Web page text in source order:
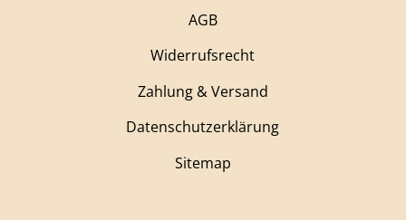
AGB
Widerrufsrecht
Zahlung & Versand
Datenschutzerklärung
Sitemap